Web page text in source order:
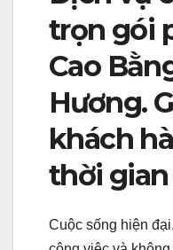
trọn gói
Cao
Hương.
khách
thời
Cuộc sống hiện